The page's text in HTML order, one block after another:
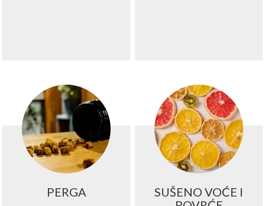
PERGA
SUŠENO VOĆE I